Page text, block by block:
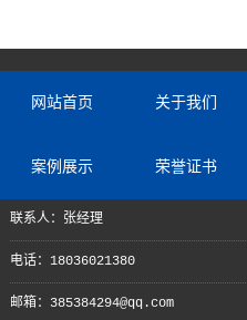
网站首页 关于我们
案例展示 荣誉证书
联系人：张经理
电话：18036021380
邮箱：385384294@qq.com